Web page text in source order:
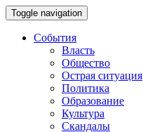
Toggle navigation
События
Власть
Общество
Острая ситуация
Политика
Образование
Культура
Скандалы